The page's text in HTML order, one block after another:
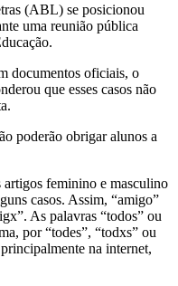
(ABL) se posicionou
uma reunião pública
documentos oficiais, o
que esses casos não
poderão obrigar alunos a
feminino e masculino
casos. Assim, “amigo”
As palavras “todos” ou
por “todes”, “todxs” ou
na internet,